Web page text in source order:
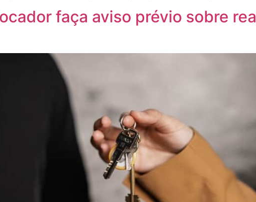
faça aviso prévio sobre